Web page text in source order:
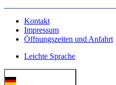
Kontakt
Impressum
Öffnungszeiten und Anfahrt
Leichte Sprache